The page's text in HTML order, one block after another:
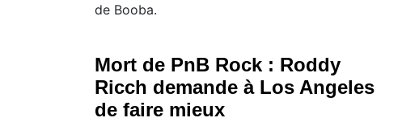
de Booba.
Mort de PnB Rock : Roddy
Ricch demande à Los Angeles
de faire mieux